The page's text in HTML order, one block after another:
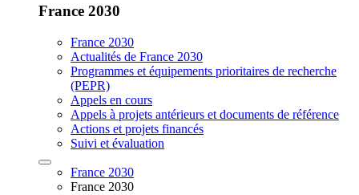
France 2030
France 2030
Actualités de France 2030
Programmes et équipements prioritaires de recherche
(PEPR)
Appels en cours
Appels à projets antérieurs et documents de référence
Actions et projets financés
Suivi et évaluation
France 2030
France 2030